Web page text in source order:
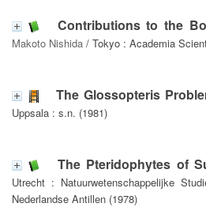
Contributions to the
Makoto Nishida / Tokyo : Academia
The Glossopteris
Uppsala : s.n. (1981)
The Pteridophytes of
Utrecht : Natuurwetenschappelijke
Nederlandse Antillen (1978)